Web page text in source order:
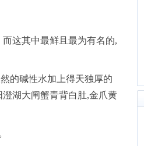
这其中最鲜且最为有名的,
的碱性水加上得天独厚的
湖大闸蟹青背白肚,金爪黄